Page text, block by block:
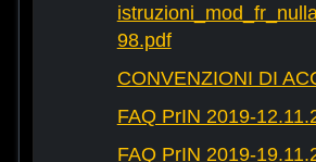
98.pdf
CONVENZIONI DI
FAQ PrIN 2019-
FAQ PrIN 2019-